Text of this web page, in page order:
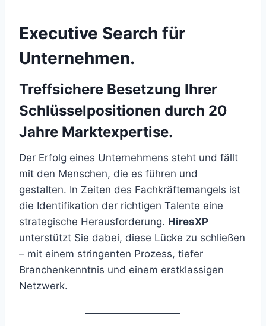
Executive Search für
Unternehmen.
Treffsichere Besetzung Ihrer
Schlüsselpositionen durch 20
Jahre Marktexpertise.
Der Erfolg eines Unternehmens steht und fällt
mit den Menschen, die es führen und
gestalten. In Zeiten des Fachkräftemangels ist
die Identifikation der richtigen Talente eine
strategische Herausforderung. HiresXP
unterstützt Sie dabei, diese Lücke zu schließen
– mit einem stringenten Prozess, tiefer
Branchenkenntnis und einem erstklassigen
Netzwerk.